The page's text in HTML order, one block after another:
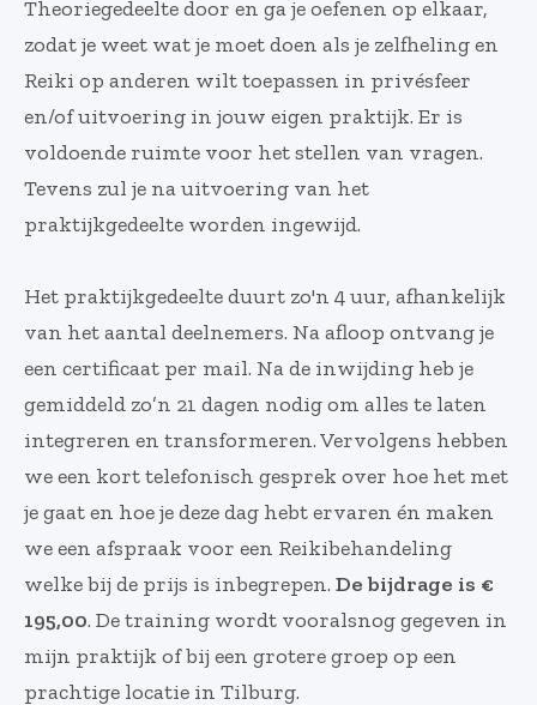
Theoriegedeelte door en ga je oefenen op elkaar,
zodat je weet wat je moet doen als je zelfheling en
Reiki op anderen wilt toepassen in privésfeer
en/of uitvoering in jouw eigen praktijk. Er is
voldoende ruimte voor het stellen van vragen.
Tevens zul je na uitvoering van het
praktijkgedeelte worden ingewijd.
Het praktijkgedeelte duurt zo'n 4 uur, afhankelijk
van het aantal deelnemers. Na afloop ontvang je
een certificaat per mail. Na de inwijding heb je
gemiddeld zo’n 21 dagen nodig om alles te laten
integreren en transformeren. Vervolgens hebben
we een kort telefonisch gesprek over hoe het met
je gaat en hoe je deze dag hebt ervaren én maken
we een afspraak voor een Reikibehandeling
welke bij de prijs is inbegrepen. De bijdrage is €
195,00. De training wordt vooralsnog gegeven in
mijn praktijk of bij een grotere groep op een
prachtige locatie in Tilburg.